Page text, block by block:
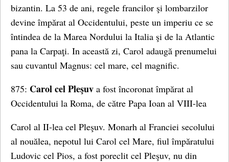
bizantin. La 53 de ani, regele francilor şi lombarzilor
devine împărat al Occidentului, peste un imperiu ce se
întindea de la Marea Nordului la Italia şi de la Atlantic
pana la Carpaţi. In această zi, Carol adaugă prenumelui
sau cuvantul Magnus: cel mare, cel magnific.
875: Carol cel Pleşuv a fost încoronat împărat al
Occidentului la Roma, de către Papa Ioan al VIII-lea
Carol al II-lea cel Pleşuv. Monarh al Franciei secolului
al nouălea, nepotul lui Carol cel Mare, fiul împăratului
Ludovic cel Pios, a fost poreclit cel Pleşuv, nu din